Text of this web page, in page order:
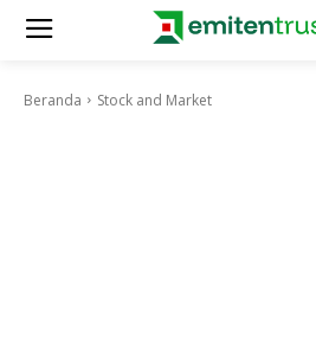
Beranda Stock and Market